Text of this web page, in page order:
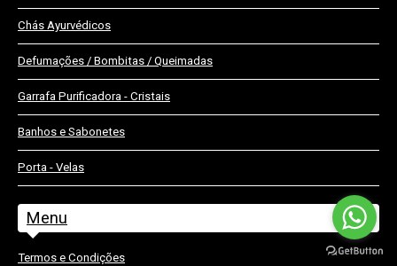
Chás Ayurvédicos
Defumações / Bombitas / Queimadas
Garrafa Purificadora - Cristais
Banhos e Sabonetes
Porta - Velas
Menu
Termos e Condições